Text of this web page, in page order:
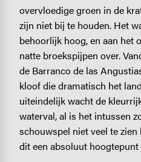
overvloedige groen in de
zijn niet bij te houden. Het
behoorlijk hoog, en aan het
natte broekspijpen over.
de Barranco de las
kloof die dramatisch het
uiteindelijk wacht de
waterval, al is het intussen
schouwspel niet veel te
dit een absoluut hoogtepunt